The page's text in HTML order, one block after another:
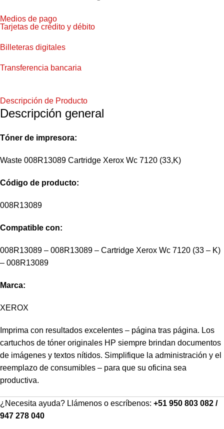
Medios de pago
Tarjetas de crédito y débito
Billeteras digitales
Transferencia bancaria
Descripción de Producto
Descripción general
Tóner de impresora:
Waste 008R13089 Cartridge Xerox Wc 7120 (33,K)
Código de producto:
008R13089
Compatible con:
008R13089 – 008R13089 – Cartridge Xerox Wc 7120 (33 – K)
– 008R13089
Marca:
XEROX
Imprima con resultados excelentes – página tras página. Los
cartuchos de tóner originales HP siempre brindan documentos
de imágenes y textos nítidos. Simplifique la administración y el
reemplazo de consumibles – para que su oficina sea
productiva.
¿Necesita ayuda? Llámenos o escríbenos: +51 950 803 082 /
947 278 040